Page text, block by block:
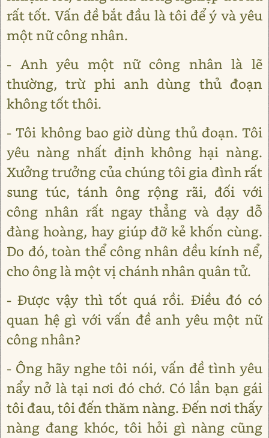
rất tốt. Vấn đề bắt đầu là tôi để ý và yêu
một nữ công nhân.
- Anh yêu một nữ công nhân là lẽ
thường, trừ phi anh dùng thủ đoạn
không tốt thôi.
- Tôi không bao giờ dùng thủ đoạn. Tôi
yêu nàng nhất định không hại nàng.
Xưởng trưởng của chúng tôi gia đình rất
sung túc, tánh ông rộng rãi, đối với
công nhân rất ngay thẳng và dạy dỗ
đàng hoàng, hay giúp đỡ kẻ khốn cùng.
Do đó, toàn thể công nhân đều kính nể,
cho ông là một vị chánh nhân quân tử.
- Được vậy thì tốt quá rồi. Điều đó có
quan hệ gì với vấn đề anh yêu một nữ
công nhân?
- Ông hãy nghe tôi nói, vấn đề tình yêu
nẩy nở là tại nơi đó chớ. Có lần bạn gái
tôi đau, tôi đến thăm nàng. Đến nơi thấy
nàng đang khóc, tôi hỏi gì nàng cũng